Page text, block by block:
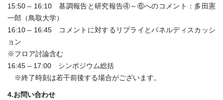
15:50 – 16:10 基調報告と研究報告④～⑥へのコメント：多田憲
一郎（鳥取大学）
16:10 – 16:45 コメントに対するリプライとパネルディスカッシ
ョン
※フロア討論含む
16:45 – 17:00 シンポジウム総括
※終了時刻は若干前後する場合がございます。
4.お問い合わせ